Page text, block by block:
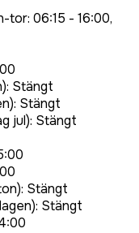
tor: 06:15 - 16:00,
Stängt
Stängt
jul): Stängt
Stängt
Stängt